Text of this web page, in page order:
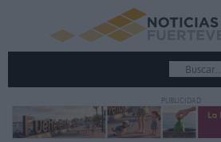
PUBLICIDAD